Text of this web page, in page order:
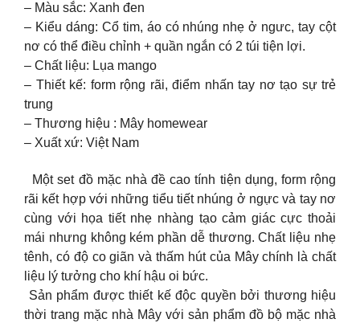
– Màu sắc: Xanh đen
– Kiểu dáng: Cổ tim, áo có nhúng nhẹ ở ngưc, tay cột
nơ có thể điều chỉnh + quần ngắn có 2 túi tiện lợi.
– Chất liệu: Lụa mango
– Thiết kế: form rộng rãi, điểm nhấn tay nơ tạo sự trẻ
trung
– Thương hiệu : Mây homewear
– Xuất xứ: Việt Nam
Một set đồ mặc nhà đề cao tính tiện dụng, form rộng
rãi kết hợp với những tiểu tiết nhúng ở ngực và tay nơ
cùng với họa tiết nhẹ nhàng tạo cảm giác cực thoải
mái nhưng không kém phần dễ thương. Chất liệu nhẹ
tênh, có độ co giãn và thấm hút của Mây chính là chất
liệu lý tưởng cho khí hậu oi bức.
Sản phẩm được thiết kế độc quyền bởi thương hiệu
thời trang mặc nhà Mây với sản phẩm đồ bộ mặc nhà